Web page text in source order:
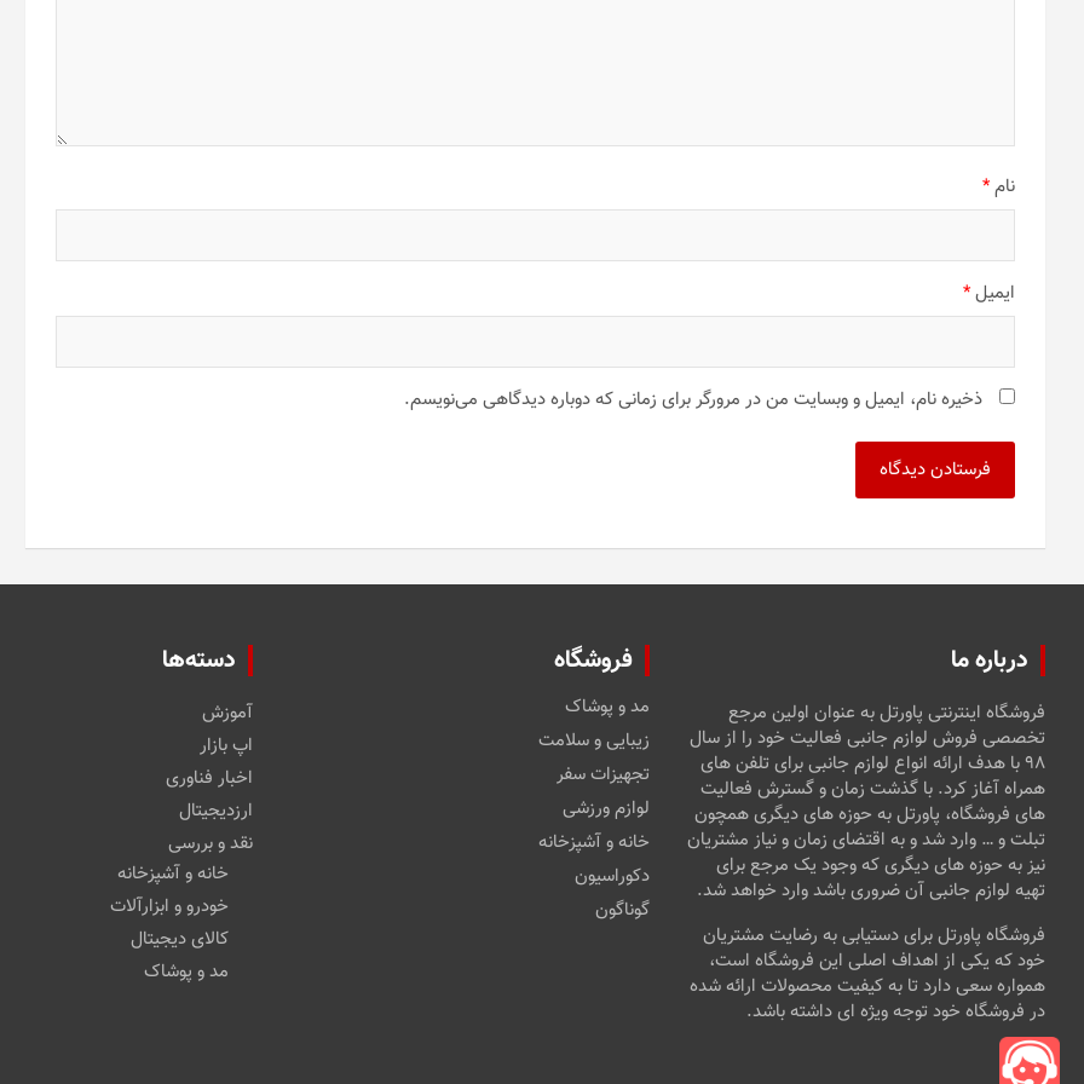
نام*
ایمیل*
ذخیره نام، ایمیل و وبسایت من در مرورگر برای زمانی که دوباره دیدگاهی می‌نویسم.
درباره ما
فروشگاه اینترنتی پاورتل به عنوان اولین مرجع
تخصصی فروش لوازم جانبی فعالیت خود را از سال
۹۸ با هدف ارائه انواع لوازم جانبی برای تلفن های
همراه آغاز کرد. با گذشت زمان و گسترش فعالیت
های فروشگاه، پاورتل به حوزه های دیگری همچون
تبلت و … وارد شد و به اقتضای زمان و نیاز مشتریان
نیز به حوزه های دیگری که وجود یک مرجع برای
تهیه لوازم جانبی آن ضروری باشد وارد خواهد شد.
فروشگاه پاورتل برای دستیابی به رضایت مشتریان
خود که یکی از اهداف اصلی این فروشگاه است،
همواره سعی دارد تا به کیفیت محصولات ارائه شده
در فروشگاه خود توجه ویژه ای داشته باشد.
فروشگاه
مد و پوشاک
زیبایی و سلامت
تجهیزات سفر
لوازم ورزشی
خانه و آشپزخانه
دکوراسیون
گوناگون
دسته‌ها
آموزش
اپ بازار
اخبار فناوری
ارزدیجیتال
نقد و بررسی
خانه و آشپزخانه
خودرو و ابزارآلات
کالای دیجیتال
مد و پوشاک